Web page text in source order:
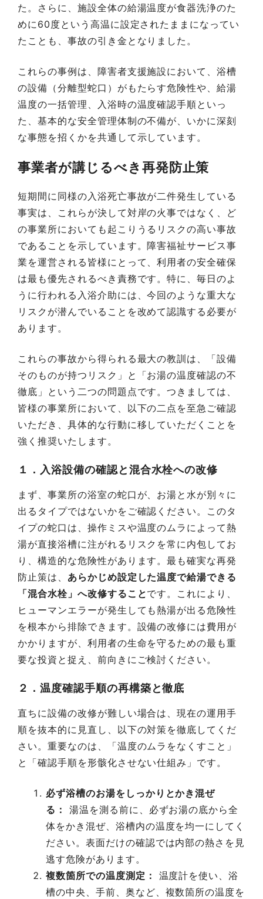
た。さらに、施設全体の給湯温度が食器洗浄のた
めに60度という高温に設定されたままになってい
たことも、事故の引き金となりました。
これらの事例は、障害者支援施設において、浴槽
の設備（分離型蛇口）がもたらす危険性や、給湯
温度の一括管理、入浴時の温度確認手順といっ
た、基本的な安全管理体制の不備が、いかに深刻
な事態を招くかを共通して示しています。
事業者が講じるべき再発防止策
短期間に同様の入浴死亡事故が二件発生している
事実は、これらが決して対岸の火事ではなく、ど
の事業所においても起こりうるリスクの高い事故
であることを示しています。障害福祉サービス事
業を運営される皆様にとって、利用者の安全確保
は最も優先されるべき責務です。特に、毎日のよ
うに行われる入浴介助には、今回のような重大な
リスクが潜んでいることを改めて認識する必要が
あります。
これらの事故から得られる最大の教訓は、「設備
そのものが持つリスク」と「お湯の温度確認の不
徹底」という二つの問題点です。つきましては、
皆様の事業所において、以下の二点を至急ご確認
いただき、具体的な行動に移していただくことを
強く推奨いたします。
１．入浴設備の確認と混合水栓への改修
まず、事業所の浴室の蛇口が、お湯と水が別々に
出るタイプではないかをご確認ください。このタ
イプの蛇口は、操作ミスや温度のムラによって熱
湯が直接浴槽に注がれるリスクを常に内包してお
り、構造的な危険性があります。最も確実な再発
防止策は、 あらかじめ設定した温度で給湯できる
「混合水栓」へ改修することです。これにより、
ヒューマンエラーが発生しても熱湯が出る危険性
を根本から排除できます。設備の改修には費用が
かかりますが、利用者の生命を守るための最も重
要な投資と捉え、前向きにご検討ください。
２．温度確認手順の再構築と徹底
直ちに設備の改修が難しい場合は、現在の運用手
順を抜本的に見直し、以下の対策を徹底してくだ
さい。重要なのは、「温度のムラをなくすこと」
と「確認手順を形骸化させない仕組み」です。
必ず浴槽のお湯をしっかりとかき混ぜ
る：
湯温を測る前に、必ずお湯の底から全
体をかき混ぜ、浴槽内の温度を均一にしてく
ださい。表面だけの確認では内部の熱さを見
逃す危険があります。
複数箇所での温度測定：
温度計を使い、浴
槽の中央、手前、奥など、複数箇所の温度を